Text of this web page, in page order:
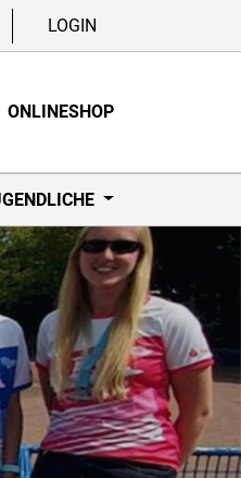
LOGIN
ONLINESHOP